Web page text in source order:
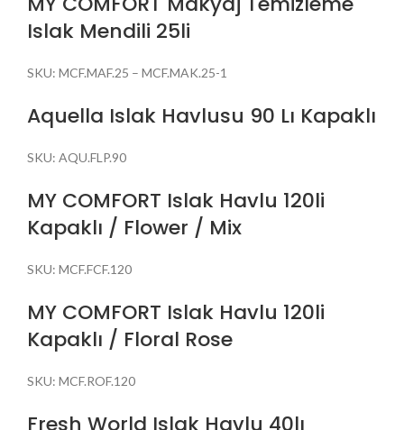
Islak Mendili 25li
SKU: MCF.MAF.25 – MCF.MAK.25-1
Aquella Islak Havlusu 90 Lı Kapaklı
SKU: AQU.FLP.90
MY COMFORT Islak Havlu 120li
Kapaklı / Flower / Mix
SKU: MCF.FCF.120
MY COMFORT Islak Havlu 120li
Kapaklı / Floral Rose
SKU: MCF.ROF.120
Fresh World Islak Havlu 40lı